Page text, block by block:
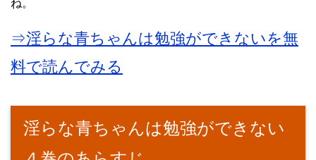
ね。
⇒淫らな青ちゃんは勉強ができないを無
料で読んでみる
淫らな青ちゃんは勉強ができない